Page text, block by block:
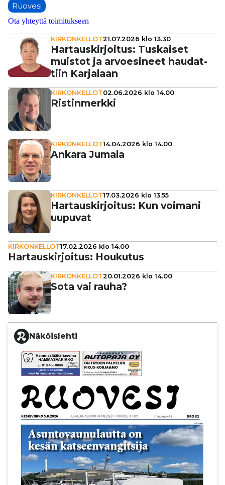
Ruovesi
Ota yhteyttä toimitukseen
KIRKONKELLOT21.07.2026 klo 13.30
Har­taus­kir­joi­tus: Tuskaiset
muistot ja arvo­e­si­neet hau­dat­
tiin Karjalaan
KIRKONKELLOT02.06.2026 klo 14.00
Ris­tin­merkki
KIRKONKELLOT14.04.2026 klo 14.00
Ankara Jumala
KIRKONKELLOT17.03.2026 klo 13.55
Har­taus­kir­joi­tus: Kun voimani
uupuvat
KIRKONKELLOT17.02.2026 klo 14.00
Har­taus­kir­joi­tus: Houkutus
KIRKONKELLOT20.01.2026 klo 14.00
Sota vai rauha?
Näköislehti